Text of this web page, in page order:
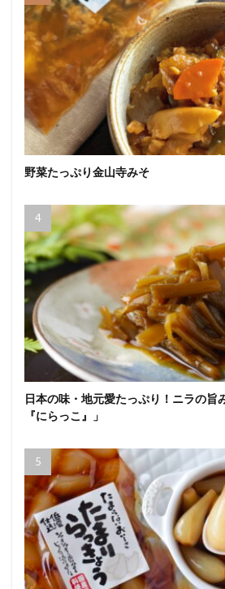
野菜たっぷり金山寺みそ
日本の味・地元愛たっぷり！ニラの旨
『にらっこ』」